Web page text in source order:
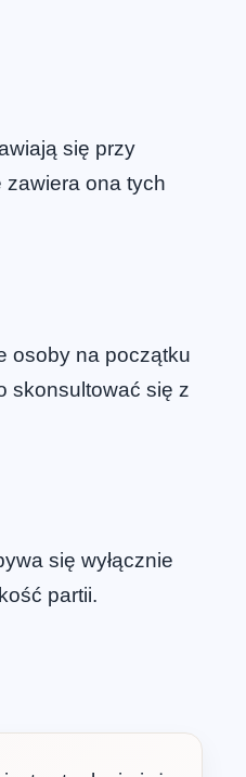
się przy
zawiera ona tych
osoby na początku
skonsultować się z
się wyłącznie
partii.